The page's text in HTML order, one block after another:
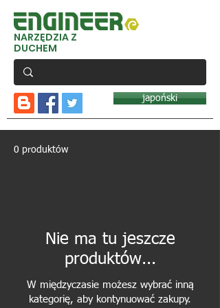
NARZĘDZIA Z
DUCHEM
japoński
0 produktów
Nie ma tu jeszcze
produktów...
W międzyczasie możesz wybrać inną
kategorię, aby kontynuować zakupy.